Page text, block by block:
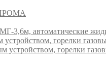
ПРОМА
автоматические
устройством, горелки
устройством, горелки